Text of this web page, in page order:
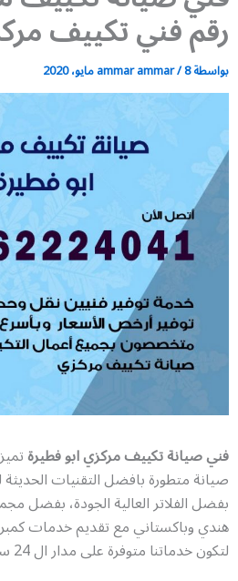
رقم فني تكييف
بواسطة ammar ammar/8 مايو، 2020
فني صيانة تكييف مركزي ابو فطيرة
صيانة متطورة بافضل التقنيات
بفضل الفلاتر العالية الجودة، بفضل
هندي وباكستاني مع تقديم خدمات
لتكون خدماتنا متوفرة على مدار ال 24 ساعة باسعار رخيصة ومنافسة لجميع الشركات